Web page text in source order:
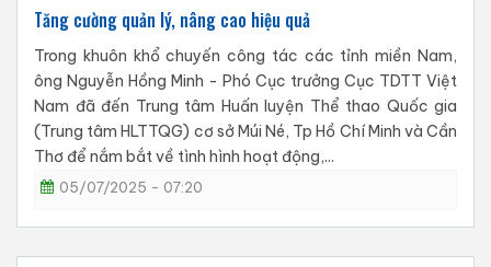
Tăng cường quản lý, nâng cao hiệu quả
Trong khuôn khổ chuyến công tác các tỉnh miền Nam,
ông Nguyễn Hồng Minh - Phó Cục trưởng Cục TDTT Việt
Nam đã đến Trung tâm Huấn luyện Thể thao Quốc gia
(Trung tâm HLTTQG) cơ sở Múi Né, Tp Hồ Chí Minh và Cần
Thơ để nắm bắt về tình hình hoạt động,...
05/07/2025 - 07:20